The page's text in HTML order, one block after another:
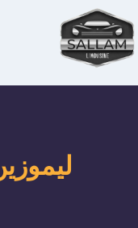
إلى
المحتوى